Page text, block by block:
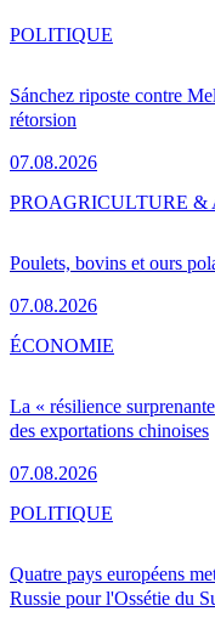
Sánchez riposte contre
rétorsion
07.08.2026
POLITIQUE
Poulets, bovins et ours
07.08.2026
PROAGRICULTURE &
La « résilience
des exportations chinoises
07.08.2026
ÉCONOMIE
Quatre pays européens
Russie pour l'Ossétie du
POLITIQUE